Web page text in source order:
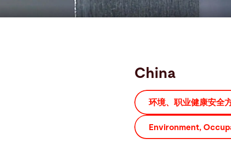
China
环境、职业健康安全
Environment,